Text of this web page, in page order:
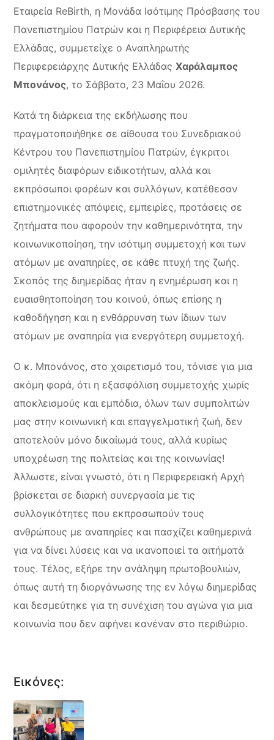
Εταιρεία ReBirth, η Μονάδα Ισότιμης Πρόσβασης του
Πανεπιστημίου Πατρών και η Περιφέρεια Δυτικής
Ελλάδας, συμμετείχε ο Αναπληρωτής
Περιφερειάρχης Δυτικής ΕλλάδαςΧαράλαμπος
Μπονάνος, το Σάββατο, 23 Μαΐου 2026.
Κατά τη διάρκεια της εκδήλωσης που
πραγματοποιήθηκε σε αίθουσα του Συνεδριακού
Κέντρου του Πανεπιστημίου Πατρών, έγκριτοι
ομιλητές διαφόρων ειδικοτήτων, αλλά και
εκπρόσωποι φορέων και συλλόγων, κατέθεσαν
επιστημονικές απόψεις, εμπειρίες, προτάσεις σε
ζητήματα που αφορούν την καθημερινότητα, την
κοινωνικοποίηση, την ισότιμη συμμετοχή και των
ατόμων με αναπηρίες, σε κάθε πτυχή της ζωής.
Σκοπός της διημερίδας ήταν η ενημέρωση και η
ευαισθητοποίηση του κοινού, όπως επίσης η
καθοδήγηση και η ενθάρρυνση των ίδιων των
ατόμων με αναπηρία για ενεργότερη συμμετοχή.
Ο κ. Μπονάνος, στο χαιρετισμό του, τόνισε για μια
ακόμη φορά, ότι η εξασφάλιση συμμετοχής χωρίς
αποκλεισμούς και εμπόδια, όλων των συμπολιτών
μας στην κοινωνική και επαγγελματική ζωή, δεν
αποτελούν μόνο δικαίωμά τους, αλλά κυρίως
υποχρέωση της πολιτείας και της κοινωνίας!
Άλλωστε, είναι γνωστό, ότι η Περιφερειακή Αρχή
βρίσκεται σε διαρκή συνεργασία με τις
συλλογικότητες που εκπροσωπούν τους
ανθρώπους με αναπηρίες και πασχίζει καθημερινά
για να δίνει λύσεις και να ικανοποιεί τα αιτήματά
τους. Τέλος, εξήρε την ανάληψη πρωτοβουλιών,
όπως αυτή τη διοργάνωσης της εν λόγω διημερίδας
και δεσμεύτηκε για τη συνέχιση του αγώνα για μια
κοινωνία που δεν αφήνει κανέναν στο περιθώριο.
Εικόνες: